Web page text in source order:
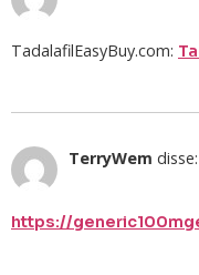
TadalafilEasyBuy.com:
TerryWem disse:
https://